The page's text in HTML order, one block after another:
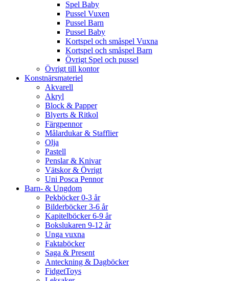
Spel Baby
Pussel Vuxen
Pussel Barn
Pussel Baby
Kortspel och småspel Vuxna
Kortspel och småspel Barn
Övrigt Spel och pussel
Övrigt till kontor
Konstnärsmateriel
Akvarell
Akryl
Block & Papper
Blyerts & Ritkol
Färgpennor
Målardukar & Stafflier
Olja
Pastell
Penslar & Knivar
Vätskor & Övrigt
Uni Posca Pennor
Barn- & Ungdom
Pekböcker 0-3 år
Bilderböcker 3-6 år
Kapitelböcker 6-9 år
Bokslukaren 9-12 år
Unga vuxna
Faktaböcker
Saga & Present
Anteckning & Dagböcker
FidgetToys